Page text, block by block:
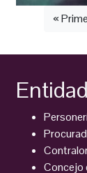
«
Concejo